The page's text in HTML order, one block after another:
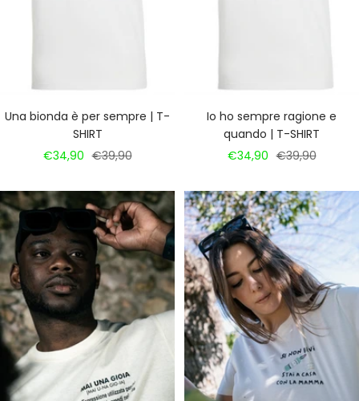
Una bionda è per sempre | T-
SHIRT
Prezzo
vendita
€34,90 Prezzo
€39,90
Io ho sempre ragione e
quando | T-SHIRT
Prezzo
vendita
€34,90 Prezzo
€39,90